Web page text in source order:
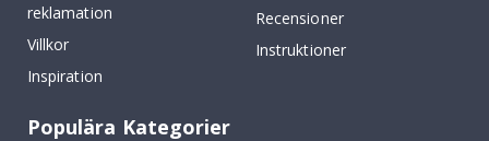
reklamation
Villkor
Inspiration
Recensioner
Instruktioner
Populära Kategorier